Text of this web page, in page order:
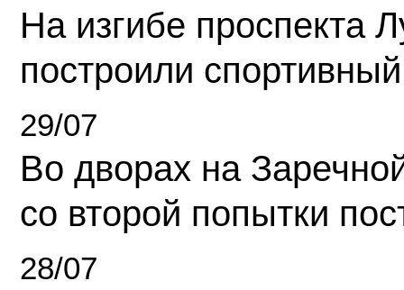
На изгибе проспекта
построили
29/07
Во дворах на
со второй попытки
28/07